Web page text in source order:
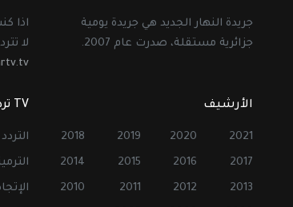
جريدة النهار الجديد هي جريدة يومية
جزائرية مستقلة، صدرت عام 2007.
اذا
لا
الأرشيف
2021
2020
2019
2018
2017
2016
2015
2014
2013
2012
2011
2010
TV تردد قناة النهار